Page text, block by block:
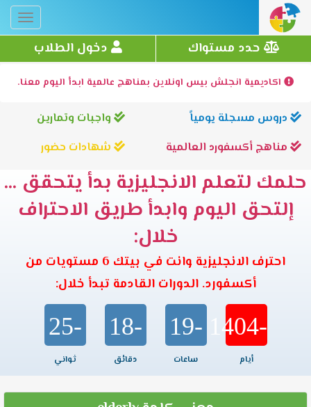
حدد مستواك دخول الطلاب
اكاديمية انجلش بيس اونلاين بمناهج عالمية ابدأ اليوم معنا.
دروس مسجلة يومياً
واجبات وتمارين
مناهج أكسفورد العالمية
شهادات حضور
حلمك لتعلم الانجليزية بدأ يتحقق ...
إلتحق اليوم وابدأ طريق الاحتراف
خلال:
احترف الانجليزية وانت في بيتك 6 مستويات من
أكسفورد. الدورات القادمة تبدأ خلال:
-1404
أيام
-19
ساعات
-18
دقائق
-25
ثواني